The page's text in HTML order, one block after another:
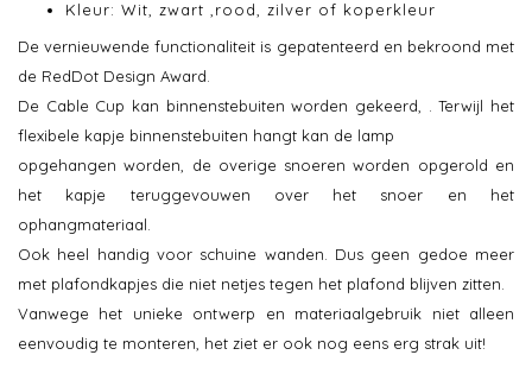
Kleur: Wit, zwart ,rood, zilver of koperkleur
De vernieuwende functionaliteit is gepatenteerd en bekroond met
de RedDot Design Award.
De Cable Cup kan binnenstebuiten worden gekeerd, . Terwijl het
flexibele kapje binnenstebuiten hangt kan de lamp
opgehangen worden, de overige snoeren worden opgerold en
het kapje teruggevouwen over het snoer en het
ophangmateriaal.
Ook heel handig voor schuine wanden. Dus geen gedoe meer
met plafondkapjes die niet netjes tegen het plafond blijven zitten.
Vanwege het unieke ontwerp en materiaalgebruik niet alleen
eenvoudig te monteren, het ziet er ook nog eens erg strak uit!